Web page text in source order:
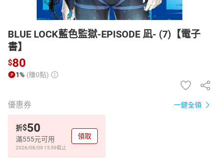
BLUE LOCK藍色監獄-EPISODE 凪- (7)【電子
書】
$80
1% (賺0點)
優惠券 一鍵全領
折$50
滿555元可用
2026/08/09 15:59截止
領取